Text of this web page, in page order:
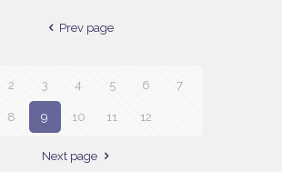
Prev page
2 3 4 5 6 7
8 9 10 11 12
Next page